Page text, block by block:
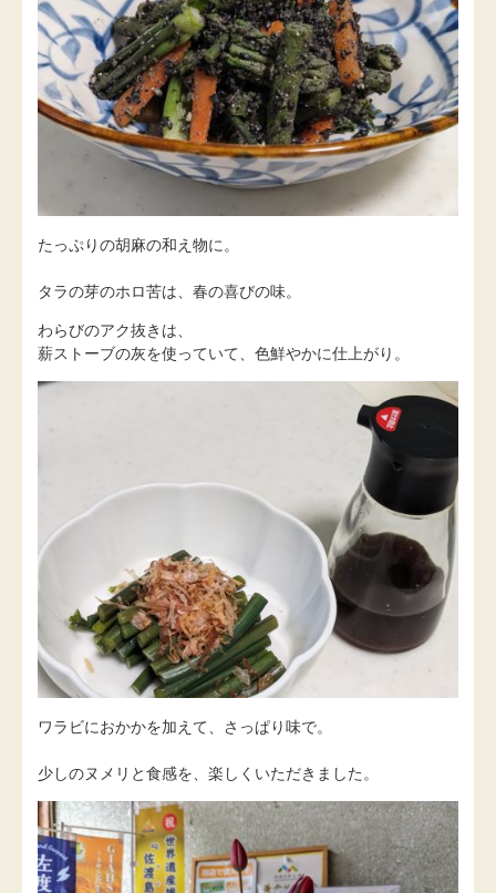
たっぷりの胡麻の和え物に。
タラの芽のホロ苦は、春の喜びの味。
わらびのアク抜きは、
薪ストーブの灰を使っていて、色鮮やかに仕上がり。
ワラビにおかかを加えて、さっぱり味で。
少しのヌメリと食感を、楽しくいただきました。